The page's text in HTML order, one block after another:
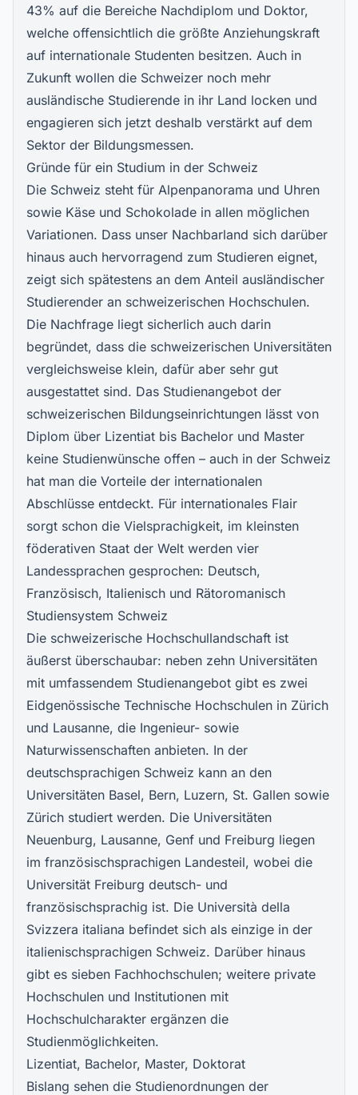
43% auf die Bereiche Nachdiplom und Doktor,
welche offensichtlich die größte Anziehungskraft
auf internationale Studenten besitzen. Auch in
Zukunft wollen die Schweizer noch mehr
ausländische Studierende in ihr Land locken und
engagieren sich jetzt deshalb verstärkt auf dem
Sektor der Bildungsmessen.
Gründe für ein Studium in der Schweiz
Die Schweiz steht für Alpenpanorama und Uhren
sowie Käse und Schokolade in allen möglichen
Variationen. Dass unser Nachbarland sich darüber
hinaus auch hervorragend zum Studieren eignet,
zeigt sich spätestens an dem Anteil ausländischer
Studierender an schweizerischen Hochschulen.
Die Nachfrage liegt sicherlich auch darin
begründet, dass die schweizerischen Universitäten
vergleichsweise klein, dafür aber sehr gut
ausgestattet sind. Das Studienangebot der
schweizerischen Bildungseinrichtungen lässt von
Diplom über Lizentiat bis Bachelor und Master
keine Studienwünsche offen – auch in der Schweiz
hat man die Vorteile der internationalen
Abschlüsse entdeckt. Für internationales Flair
sorgt schon die Vielsprachigkeit, im kleinsten
föderativen Staat der Welt werden vier
Landessprachen gesprochen: Deutsch,
Französisch, Italienisch und Rätoromanisch
Studiensystem Schweiz
Die schweizerische Hochschullandschaft ist
äußerst überschaubar: neben zehn Universitäten
mit umfassendem Studienangebot gibt es zwei
Eidgenössische Technische Hochschulen in Zürich
und Lausanne, die Ingenieur- sowie
Naturwissenschaften anbieten. In der
deutschsprachigen Schweiz kann an den
Universitäten Basel, Bern, Luzern, St. Gallen sowie
Zürich studiert werden. Die Universitäten
Neuenburg, Lausanne, Genf und Freiburg liegen
im französischsprachigen Landesteil, wobei die
Universität Freiburg deutsch- und
französischsprachig ist. Die Università della
Svizzera italiana befindet sich als einzige in der
italienischsprachigen Schweiz. Darüber hinaus
gibt es sieben Fachhochschulen; weitere private
Hochschulen und Institutionen mit
Hochschulcharakter ergänzen die
Studienmöglichkeiten.
Lizentiat, Bachelor, Master, Doktorat
Bislang sehen die Studienordnungen der